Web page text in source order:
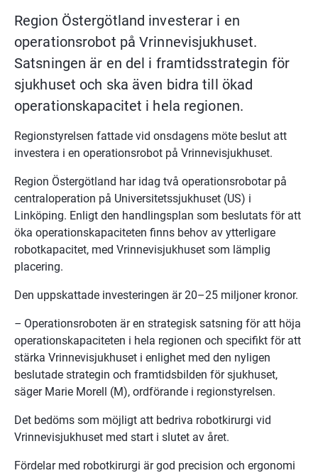
Region Östergötland investerar i en
operationsrobot på Vrinnevisjukhuset.
Satsningen är en del i framtidsstrategin för
sjukhuset och ska även bidra till ökad
operationskapacitet i hela regionen.
Regionstyrelsen fattade vid onsdagens möte beslut att
investera i en operationsrobot på Vrinnevisjukhuset.
Region Östergötland har idag två operationsrobotar på
centraloperation på Universitetssjukhuset (US) i
Linköping. Enligt den handlingsplan som beslutats för att
öka operationskapaciteten finns behov av ytterligare
robotkapacitet, med Vrinnevisjukhuset som lämplig
placering.
Den uppskattade investeringen är 20–25 miljoner kronor.
– Operationsroboten är en strategisk satsning för att höja
operationskapaciteten i hela regionen och specifikt för att
stärka Vrinnevisjukhuset i enlighet med den nyligen
beslutade strategin och framtidsbilden för sjukhuset,
säger Marie Morell (M), ordförande i regionstyrelsen.
Det bedöms som möjligt att bedriva robotkirurgi vid
Vrinnevisjukhuset med start i slutet av året.
Fördelar med robotkirurgi är god precision och ergonomi